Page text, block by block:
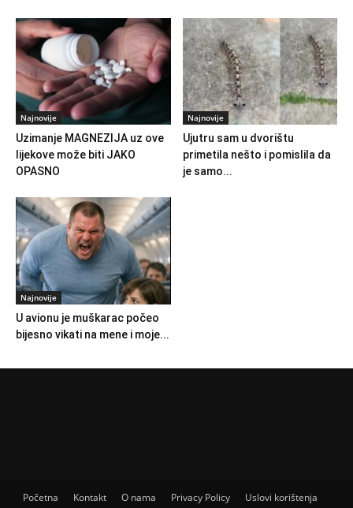
Najnovije
Uzimanje MAGNEZIJA uz ove
lijekove može biti JAKO
OPASNO
Najnovije
Ujutru sam u dvorištu
primetila nešto i pomislila da
je samo...
Najnovije
U avionu je muškarac počeo
bijesno vikati na mene i moje...
Početna Kontakt O nama Privacy Policy
Uslovi korištenja